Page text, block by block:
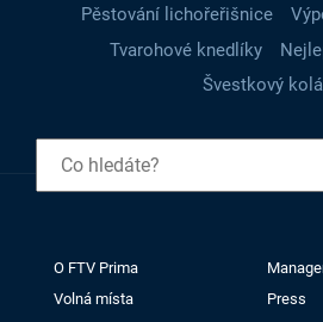
Pěstování lichořeřišnice
Tvarohové knedlíky
Švestkový
O FTV Prima
Volná místa
Press